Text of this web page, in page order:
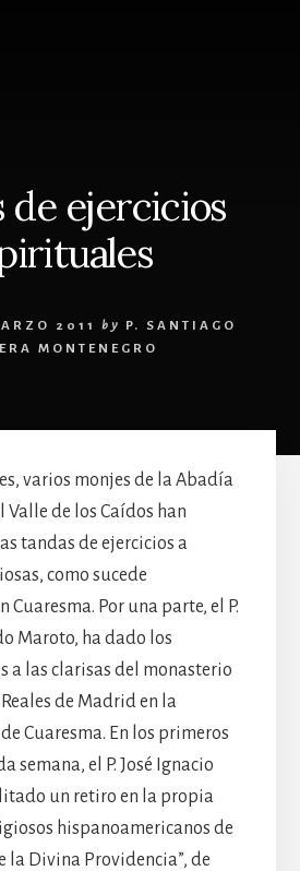
de ejercicios
2011 by
P. SANTIAGO
MONTENEGRO
varios monjes de la Abadía
Valle de los Caídos han
tandas de ejercicios a
como sucede
Cuaresma. Por una parte, el P.
Maroto, ha dado los
a las clarisas del monasterio
de Madrid en la
Cuaresma. En los primeros
semana, el P. José Ignacio
un retiro en la propia
hispanoamericanos de
la Divina Providencia”, de